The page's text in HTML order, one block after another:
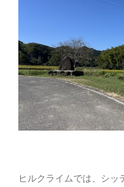
ヒルクライムでは、シッ